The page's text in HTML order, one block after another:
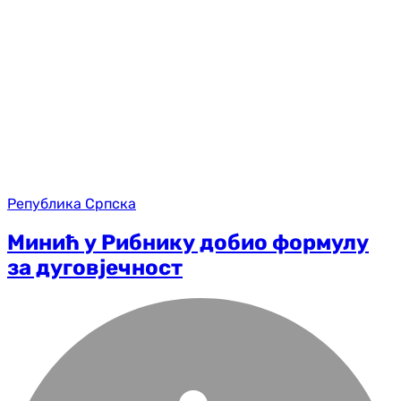
Република Српска
Минић у Рибнику добио формулу
за дуговјечност